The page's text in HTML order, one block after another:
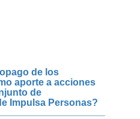
de los
aporte a acciones
de
Impulsa Personas?